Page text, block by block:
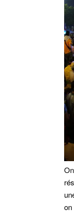
on